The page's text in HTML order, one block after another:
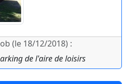
(le 18/12/2018) :
de l'aire de loisirs